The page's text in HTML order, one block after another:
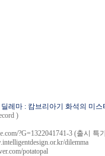
레마 : 캄브리아기 화석의 미스
)
?G=1322041741-3 (출시 특
dilemma
potatopal